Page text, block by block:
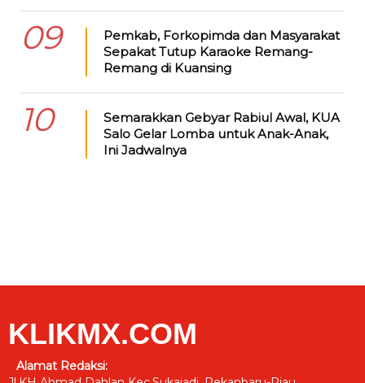
09
Pemkab, Forkopimda dan Masyarakat
Sepakat Tutup Karaoke Remang-
Remang di Kuansing
10
Semarakkan Gebyar Rabiul Awal, KUA
Salo Gelar Lomba untuk Anak-Anak,
Ini Jadwalnya
KLIKMX.COM
Alamat Redaksi: